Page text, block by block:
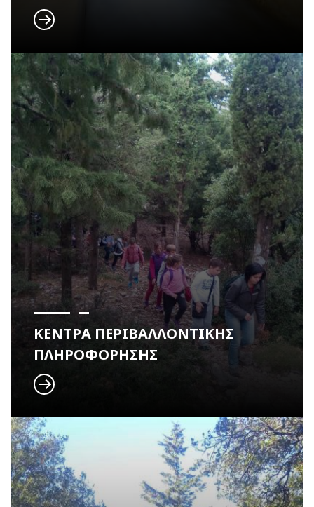
ΚΕΝΤΡΑ ΠΕΡΙΒΑΛΛΟΝΤΙΚΗΣ
ΠΛΗΡΟΦΟΡΗΣΗΣ